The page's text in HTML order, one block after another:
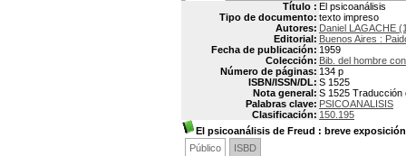
Título : El psicoanálisis
Tipo de documento: texto impreso
Autores: Daniel LAGACHE
Editorial: Buenos Aires :
Fecha de publicación: 1959
Colección: Bib. del hombre
Número de páginas: 134 p
ISBN/ISSN/DL: S 1525
Nota general: S 1525 Traducción
Palabras clave: PSICOANALISIS
Clasificación: 150.195
El psicoanálisis de Freud : breve
Público
ISBD